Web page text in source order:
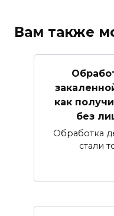
Вам также
как
без
Обработка
стали